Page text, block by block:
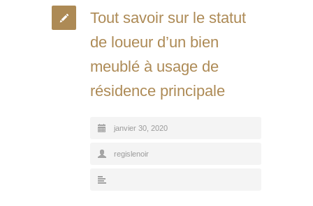
Tout savoir sur le statut
de loueur d’un bien
meublé à usage de
résidence principale
janvier 30, 2020
regislenoir